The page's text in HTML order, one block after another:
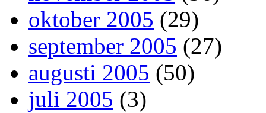
oktober 2005 (29)
september 2005 (27)
augusti 2005 (50)
juli 2005 (3)